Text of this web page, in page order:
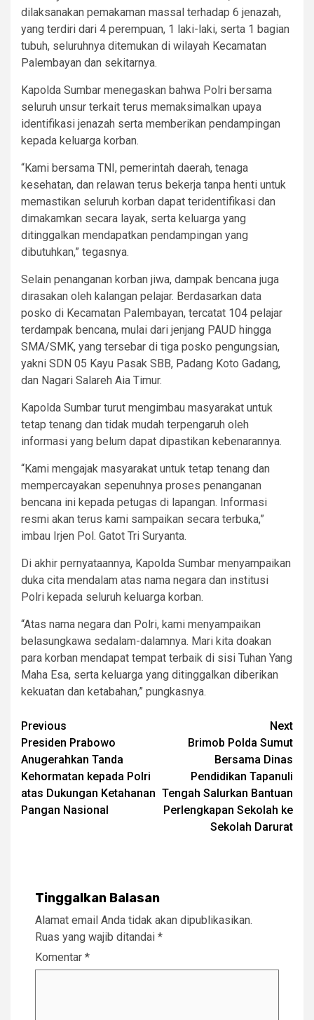
dilaksanakan pemakaman massal terhadap 6 jenazah,
yang terdiri dari 4 perempuan, 1 laki-laki, serta 1 bagian
tubuh, seluruhnya ditemukan di wilayah Kecamatan
Palembayan dan sekitarnya.
Kapolda Sumbar menegaskan bahwa Polri bersama
seluruh unsur terkait terus memaksimalkan upaya
identifikasi jenazah serta memberikan pendampingan
kepada keluarga korban.
“Kami bersama TNI, pemerintah daerah, tenaga
kesehatan, dan relawan terus bekerja tanpa henti untuk
memastikan seluruh korban dapat teridentifikasi dan
dimakamkan secara layak, serta keluarga yang
ditinggalkan mendapatkan pendampingan yang
dibutuhkan,” tegasnya.
Selain penanganan korban jiwa, dampak bencana juga
dirasakan oleh kalangan pelajar. Berdasarkan data
posko di Kecamatan Palembayan, tercatat 104 pelajar
terdampak bencana, mulai dari jenjang PAUD hingga
SMA/SMK, yang tersebar di tiga posko pengungsian,
yakni SDN 05 Kayu Pasak SBB, Padang Koto Gadang,
dan Nagari Salareh Aia Timur.
Kapolda Sumbar turut mengimbau masyarakat untuk
tetap tenang dan tidak mudah terpengaruh oleh
informasi yang belum dapat dipastikan kebenarannya.
“Kami mengajak masyarakat untuk tetap tenang dan
mempercayakan sepenuhnya proses penanganan
bencana ini kepada petugas di lapangan. Informasi
resmi akan terus kami sampaikan secara terbuka,”
imbau Irjen Pol. Gatot Tri Suryanta.
Di akhir pernyataannya, Kapolda Sumbar menyampaikan
duka cita mendalam atas nama negara dan institusi
Polri kepada seluruh keluarga korban.
“Atas nama negara dan Polri, kami menyampaikan
belasungkawa sedalam-dalamnya. Mari kita doakan
para korban mendapat tempat terbaik di sisi Tuhan Yang
Maha Esa, serta keluarga yang ditinggalkan diberikan
kekuatan dan ketabahan,” pungkasnya.
Post
navigation
Previous
Presiden Prabowo
Anugerahkan Tanda
Kehormatan kepada Polri
atas Dukungan Ketahanan
Pangan Nasional
Next
Brimob Polda Sumut
Bersama Dinas
Pendidikan Tapanuli
Tengah Salurkan Bantuan
Perlengkapan Sekolah ke
Sekolah Darurat
Tinggalkan Balasan
Alamat email Anda tidak akan dipublikasikan.
Ruas yang wajib ditandai *
Komentar *